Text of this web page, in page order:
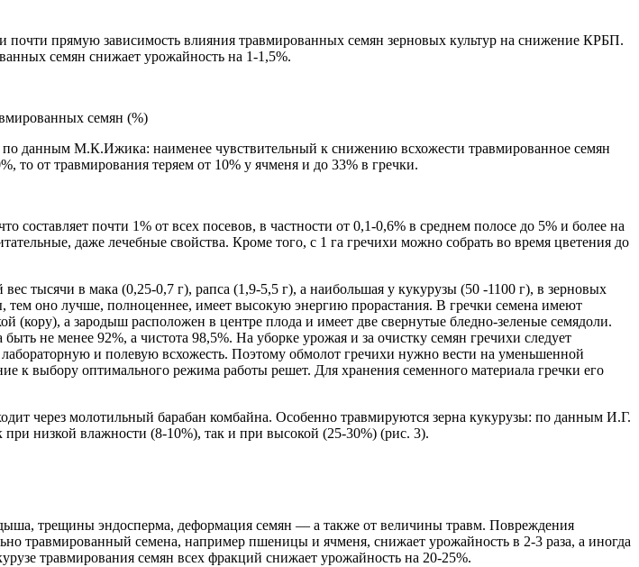
прямую зависимость влияния травмированных семян зерновых культур на снижение КРБП.
семян снижает урожайность на 1-1,5%.
семян (%)
по данным М.К.Ижика: наименее чувствительный к снижению всхожести травмированное семян
то от травмирования теряем от 10% у ячменя и до 33% в гречки.
почти 1% от всех посевов, в частности от 0,1-0,6% в среднем полосе до 5% и более на
даже лечебные свойства. Кроме того, с 1 га гречихи можно собрать во время цветения до
тысячи в мака (0,25-0,7 г), рапса (1,9-5,5 г), а наибольшая у кукурузы (50 -1100 г), в зерновых
тем оно лучше, полноценнее, имеет высокую энергию прорастания. В гречки семена имеют
а зародыш расположен в центре плода и имеет две свернутые бледно-зеленые семядоли.
не менее 92%, а чистота 98,5%. На уборке урожая и за очистку семян гречихи следует
и полевую всхожесть. Поэтому обмолот гречихи нужно вести на уменьшенной
к выбору оптимального режима работы решет. Для хранения семенного материала гречки его
через молотильный барабан комбайна. Особенно травмируются зерна кукурузы: по данным И.Г.
низкой влажности (8-10%), так и при высокой (25-30%) (рис. 3).
трещины эндосперма, деформация семян — а также от величины травм. Повреждения
травмированный семена, например пшеницы и ячменя, снижает урожайность в 2-3 раза, а иногда
травмирования семян всех фракций снижает урожайность на 20-25%.